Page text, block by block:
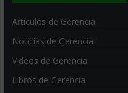
Artículos de Gerencia
Noticias de Gerencia
Videos de Gerencia
Libros de Gerencia